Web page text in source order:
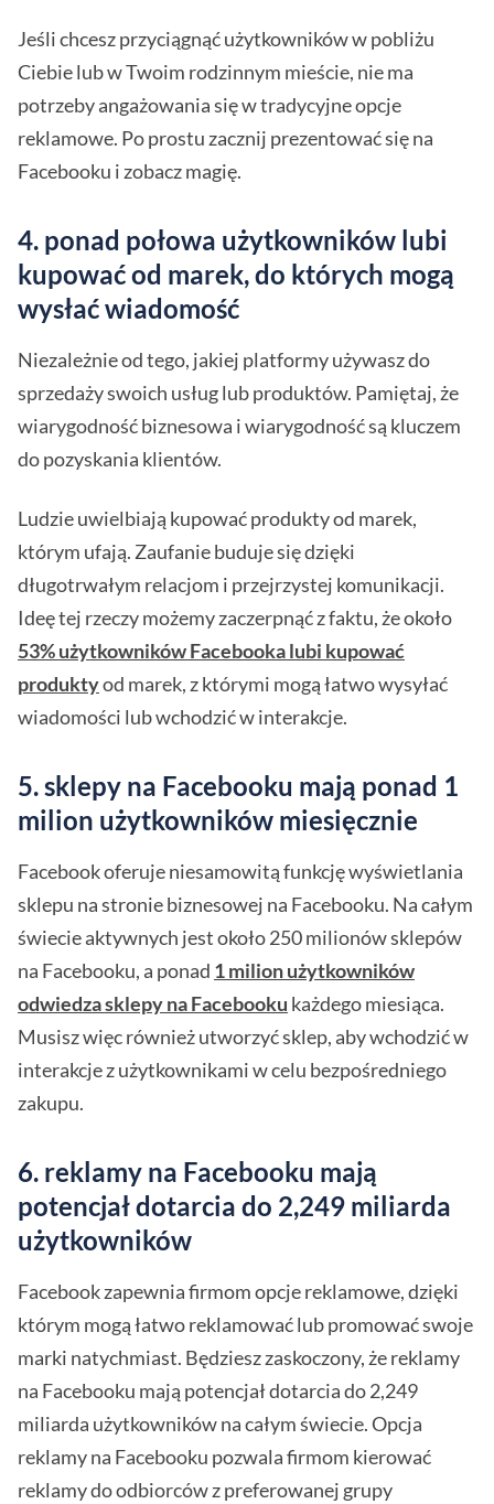
Jeśli chcesz przyciągnąć użytkowników w pobliżu
Ciebie lub w Twoim rodzinnym mieście, nie ma
potrzeby angażowania się w tradycyjne opcje
reklamowe. Po prostu zacznij prezentować się na
Facebooku i zobacz magię.
4. ponad połowa użytkowników lubi
kupować od marek, do których mogą
wysłać wiadomość
Niezależnie od tego, jakiej platformy używasz do
sprzedaży swoich usług lub produktów. Pamiętaj, że
wiarygodność biznesowa i wiarygodność są kluczem
do pozyskania klientów.
Ludzie uwielbiają kupować produkty od marek,
którym ufają. Zaufanie buduje się dzięki
długotrwałym relacjom i przejrzystej komunikacji.
Ideę tej rzeczy możemy zaczerpnąć z faktu, że około
53% użytkowników Facebooka lubi kupować
produktyod marek, z którymi mogą łatwo wysyłać
wiadomości lub wchodzić w interakcje.
5. sklepy na Facebooku mają ponad 1
milion użytkowników miesięcznie
Facebook oferuje niesamowitą funkcję wyświetlania
sklepu na stronie biznesowej na Facebooku. Na całym
świecie aktywnych jest około 250 milionów sklepów
na Facebooku, a ponad 1 milion użytkowników
odwiedza sklepy na Facebooku każdego miesiąca.
Musisz więc również utworzyć sklep, aby wchodzić w
interakcje z użytkownikami w celu bezpośredniego
zakupu.
6. reklamy na Facebooku mają
potencjał dotarcia do 2,249 miliarda
użytkowników
Facebook zapewnia firmom opcje reklamowe, dzięki
którym mogą łatwo reklamować lub promować swoje
marki natychmiast. Będziesz zaskoczony, że reklamy
na Facebooku mają potencjał dotarcia do 2,249
miliarda użytkowników na całym świecie. Opcja
reklamy na Facebooku pozwala firmom kierować
reklamy do odbiorców z preferowanej grupy